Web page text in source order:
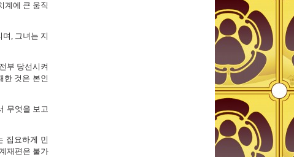
계에 큰 움직
, 그녀는 지
부 당선시켜
한 것은 본인
무엇을 보고
집요하게 민
재편은 불가